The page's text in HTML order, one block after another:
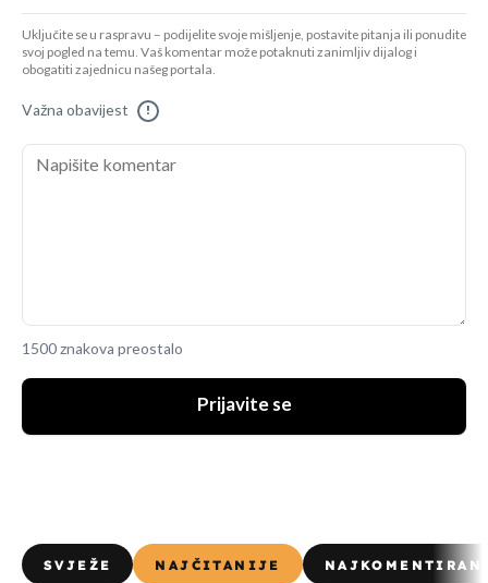
Uključite se u raspravu – podijelite svoje mišljenje, postavite pitanja ili ponudite
svoj pogled na temu. Vaš komentar može potaknuti zanimljiv dijalog i
obogatiti zajednicu našeg portala.
Važna obavijest !
1500 znakova preostalo
Prijavite se
SVJEŽE NAJČITANIJE